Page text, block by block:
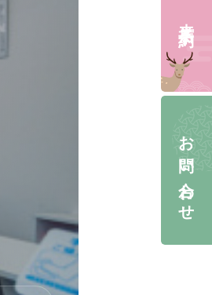
お問い合わせ